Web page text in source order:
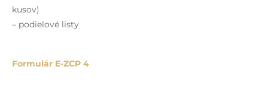
kusov)
– podielové listy
Formulár E-ZCP 4